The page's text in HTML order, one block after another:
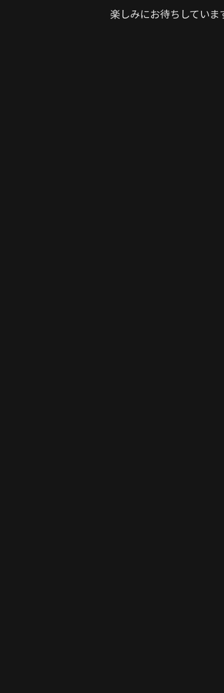
楽しみにお待ちしていま